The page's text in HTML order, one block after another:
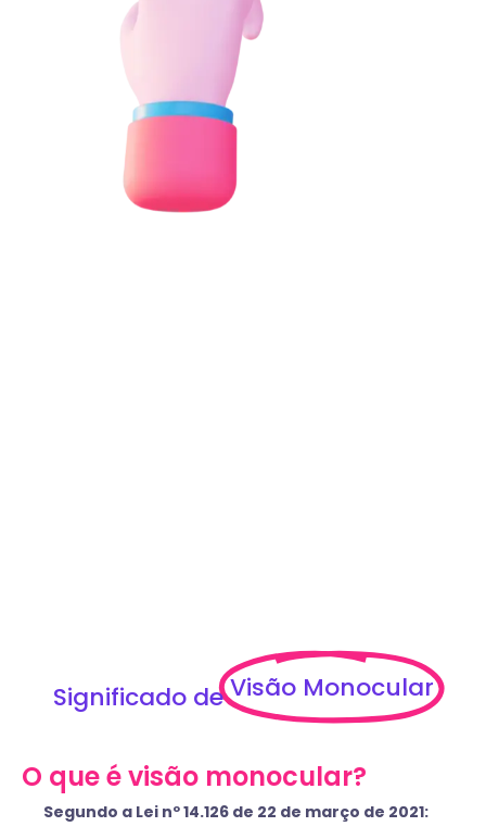
Significado deVisão Monocular
O que é visão monocular?
Segundo a Lei nº 14.126 de 22 de março de 2021: